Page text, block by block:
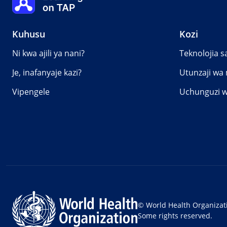
Kuhusu
Ni kwa ajili ya nani?
Je, inafanyaje kazi?
Vipengele
Kozi
Teknolojia
Utunzaji wa
Uchunguzi
© World Health
Some rights reserved.